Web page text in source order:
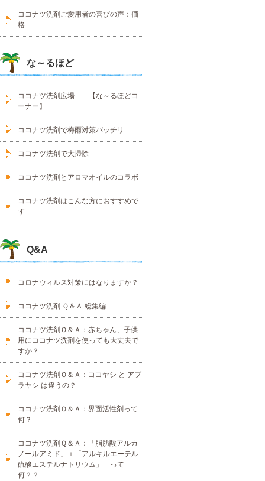
ココナツ洗剤ご愛用者の喜びの声：価
格
な～るほど
ココナツ洗剤広場 【な～るほどコ
ーナー】
ココナツ洗剤で梅雨対策バッチリ
ココナツ洗剤で大掃除
ココナツ洗剤とアロマオイルのコラボ
ココナツ洗剤はこんな方におすすめで
す
Q&A
コロナウィルス対策にはなりますか？
ココナツ洗剤 Ｑ＆Ａ 総集編
ココナツ洗剤Ｑ＆Ａ：赤ちゃん、子供
用にココナツ洗剤を使っても大丈夫で
すか？
ココナツ洗剤Ｑ＆Ａ：ココヤシ と アブ
ラヤシ は違うの？
ココナツ洗剤Ｑ＆Ａ：界面活性剤って
何？
ココナツ洗剤Ｑ＆Ａ：「脂肪酸アルカ
ノールアミド」＋「アルキルエーテル
硫酸エステルナトリウム」 って
何？？